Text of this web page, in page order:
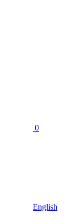
0
English